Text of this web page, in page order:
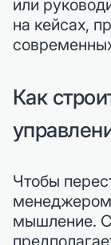
или
на кейсах,
Как
Чтобы
мышление.